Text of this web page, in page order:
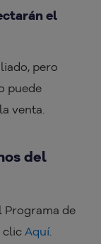
el
pero
puede
venta.
del
Programa de
clic Aquí.